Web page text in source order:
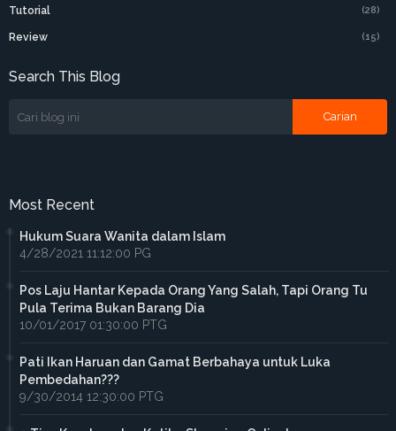
Tutorial (28)
Review (15)
Search This Blog
Most Recent
Hukum Suara Wanita dalam Islam
4/28/2021 11:12:00 PG
Pos Laju Hantar Kepada Orang Yang Salah, Tapi Orang Tu
Pula Terima Bukan Barang Dia
10/01/2017 01:30:00 PTG
Pati Ikan Haruan dan Gamat Berbahaya untuk Luka
Pembedahan???
9/30/2014 12:30:00 PTG